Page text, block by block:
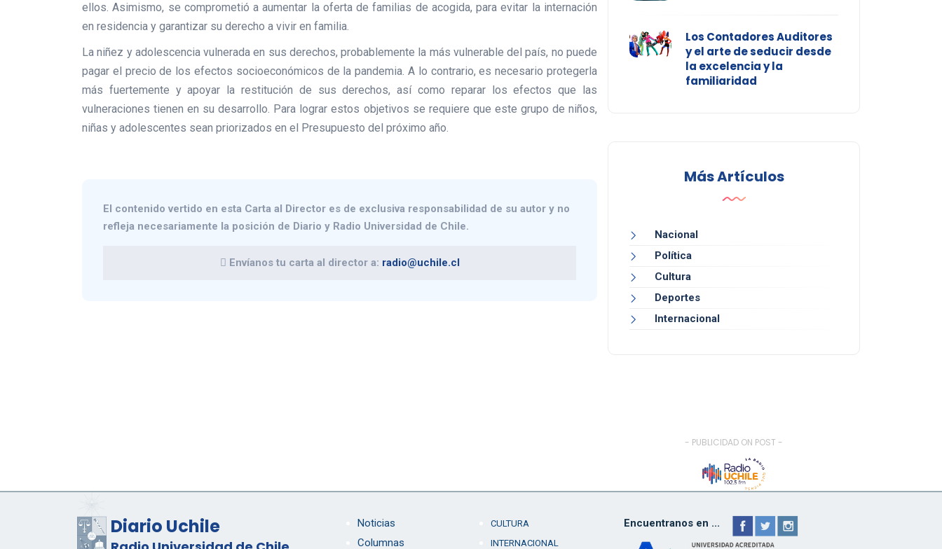
ellos. Asimismo, se comprometió a aumentar la oferta de familias de acogida, para evitar la internación
en residencia y garantizar su derecho a vivir en familia.
La niñez y adolescencia vulnerada en sus derechos, probablemente la más vulnerable del país, no puede
pagar el precio de los efectos socioeconómicos de la pandemia. A lo contrario, es necesario protegerla
más fuertemente y apoyar la restitución de sus derechos, así como reparar los efectos que las
vulneraciones tienen en su desarrollo. Para lograr estos objetivos se requiere que este grupo de niños,
niñas y adolescentes sean priorizados en el Presupuesto del próximo año.
El contenido vertido en esta Carta al Director es de exclusiva responsabilidad de su autor y no
refleja necesariamente la posición de Diario y Radio Universidad de Chile.
Envíanos tu carta al director a: radio@uchile.cl
Los Contadores Auditores
y el arte de seducir desde
la excelencia y la
familiaridad
Más Artículos
Nacional
Política
Cultura
Deportes
Internacional
- PUBLICIDAD ON POST -
Diario Uchile
Noticias
Columnas
CULTURA
INTERNACIONAL
Encuentranos en ...